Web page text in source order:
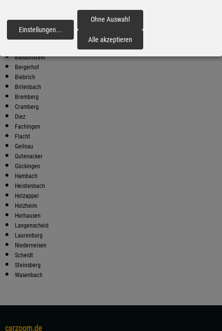
Super E10 Preise in Holzheim
Preiswerter tanken - finden Sie die günstigsten Benzin und Diesel
Preise in Ihrer Stadt
Balduinstein
Bergerhof
Biebrich
Birlenbach
Bremberg
Cramberg
Diez
Fachingen
Flacht
Geilnau
Gutenacker
Gückingen
Hambach
Heistenbach
Holzappel
Holzheim
Horhausen
Langenscheid
Laurenburg
Niederneisen
Scheidt
Steinsberg
Wasenbach
carzoom.de
Einstellungen...
Ohne Auswahl
Alle akzeptieren